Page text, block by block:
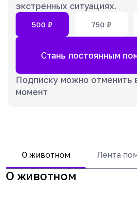
экстренных ситуациях.
500 ₽ 750 ₽
Стань постоянным
Подписку можно отменить
момент
О животном Лента
О животном